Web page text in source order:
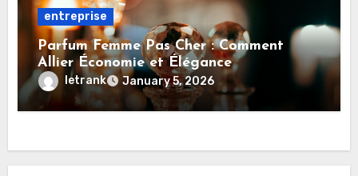
entreprise
Parfum Femme Pas Cher : Comment
Allier Économie et Élégance
letrank January 5, 2026